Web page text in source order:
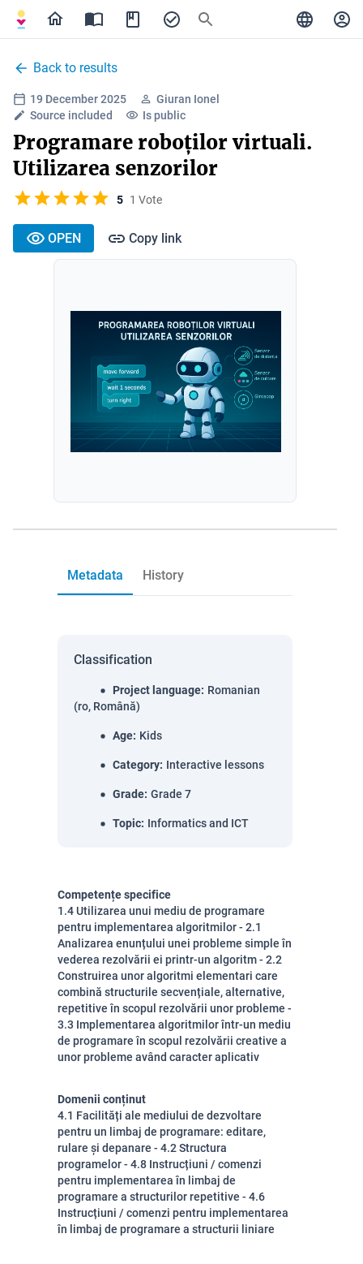
Back to results
19 December 2025
Giuran Ionel
Source included
Is public
Programare roboților virtuali.
Utilizarea senzorilor
5 1 Vote
OPEN Copy link
Metadata History
Classification
Project language: Romanian
(ro, Română)
Age: Kids
Category: Interactive lessons
Grade: Grade 7
Topic: Informatics and ICT
Competențe specifice
1.4 Utilizarea unui mediu de programare
pentru implementarea algoritmilor - 2.1
Analizarea enunțului unei probleme simple în
vederea rezolvării ei printr-un algoritm - 2.2
Construirea unor algoritmi elementari care
combină structurile secvențiale, alternative,
repetitive în scopul rezolvării unor probleme -
3.3 Implementarea algoritmilor într-un mediu
de programare în scopul rezolvării creative a
unor probleme având caracter aplicativ
Domenii conținut
4.1 Facilități ale mediului de dezvoltare
pentru un limbaj de programare: editare,
rulare și depanare - 4.2 Structura
programelor - 4.8 Instrucțiuni / comenzi
pentru implementarea în limbaj de
programare a structurilor repetitive - 4.6
Instrucțiuni / comenzi pentru implementarea
în limbaj de programare a structurii liniare